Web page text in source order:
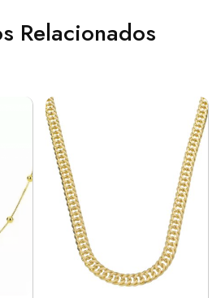
Relacionados